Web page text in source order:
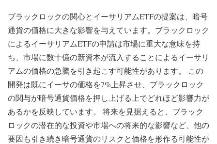
ブラックロックの関心とイーサリアムETFの提案は、暗号
通貨の価格に大きな影響を与えています。ブラックロック
によるイーサリアムETFの申請は市場に重大な意味を持
ち、市場に数十億の新資本が流入することによるイーサリ
アムの価格の急騰を引き起こす可能性があります。 この
開発は既にイーサの価格を7%上昇させ、ブラックロック
の関与が暗号通貨価格を押し上げる上でどれほど影響力が
あるかを反映しています。 将来を見据えると、ブラック
ロックの潜在的な投資や市場への将来的な影響など、他の
要因も引き続き暗号通貨のリスクと価格を形作る可能性が